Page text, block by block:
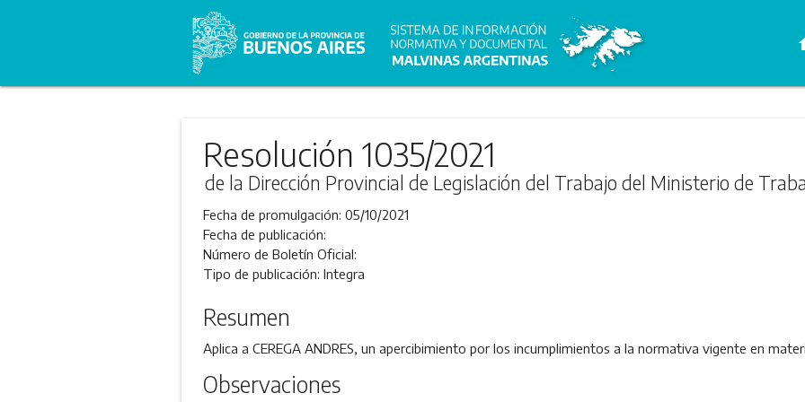
Resolución 1035/2021
de la Dirección Provincial de Legislación del Trabajo del Ministerio de
Fecha de promulgación: 05/10/2021
Fecha de publicación:
Número de Boletín Oficial:
Tipo de publicación: Integra
Resumen
Aplica a CEREGA ANDRES, un apercibimiento por los incumplimientos a la normativa vigente en
Observaciones